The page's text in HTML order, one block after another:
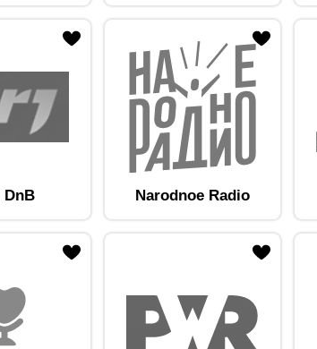
DnB Narodnoe Radio
hulkaLisa raadiojaam lemmikute hulka
hulkaLisa raadiojaam lemmikute hulka